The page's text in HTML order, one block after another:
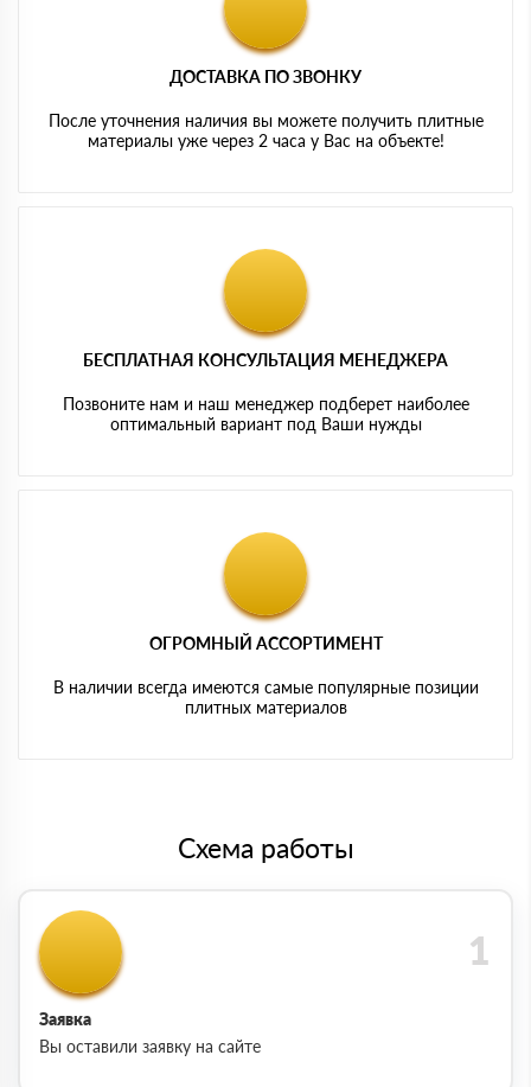
ДОСТАВКА ПО ЗВОНКУ
После уточнения наличия вы можете получить плитные
материалы уже через 2 часа у Вас на объекте!
БЕСПЛАТНАЯ КОНСУЛЬТАЦИЯ МЕНЕДЖЕРА
Позвоните нам и наш менеджер подберет наиболее
оптимальный вариант под Ваши нужды
ОГРОМНЫЙ АССОРТИМЕНТ
В наличии всегда имеются самые популярные позиции
плитных материалов
Схема работы
Заявка
Вы оставили заявку на сайте